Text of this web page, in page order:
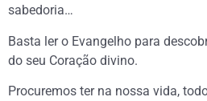
sabedoria…
Basta ler o Evangelho para
do seu Coração divino.
Procuremos ter na nossa vida,